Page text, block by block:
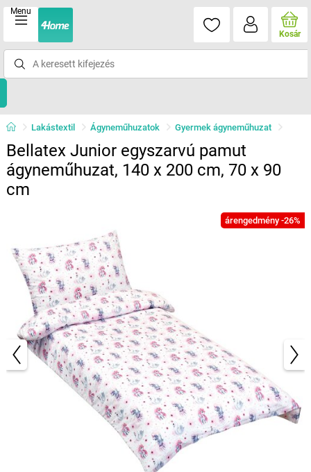
Menu
Kosár
Lakástextil Ágyneműhuzatok Gyermek ágyneműhuzat
Bellatex Junior egyszarvú pamut
ágyneműhuzat, 140 x 200 cm, 70 x 90
cm
árengedmény -26%